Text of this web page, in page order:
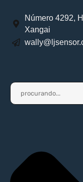
Número 4292,
Xangai